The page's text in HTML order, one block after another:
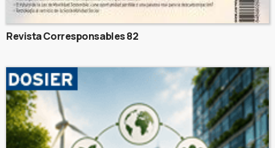
Revista Corresponsables 82